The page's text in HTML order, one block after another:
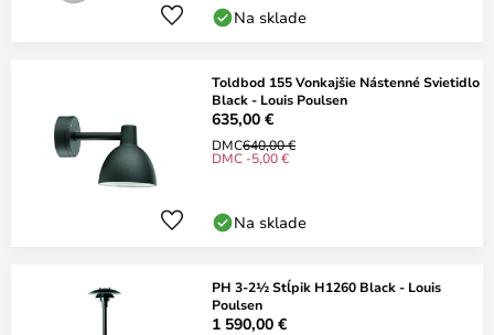
Na sklade
Toldbod 155 Vonkajšie Nástenné Svietidlo
Black - Louis Poulsen
635,00 €
DMC640,00 €
DMC -5,00 €
Na sklade
PH 3-2½ Stĺpik H1260 Black - Louis
Poulsen
1 590,00 €